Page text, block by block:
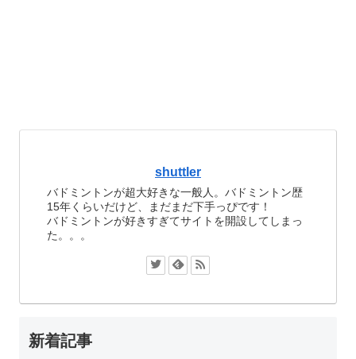
shuttler
バドミントンが超大好きな一般人。バドミントン歴
15年くらいだけど、まだまだ下手っぴです！
バドミントンが好きすぎてサイトを開設してしまっ
た。。。
新着記事